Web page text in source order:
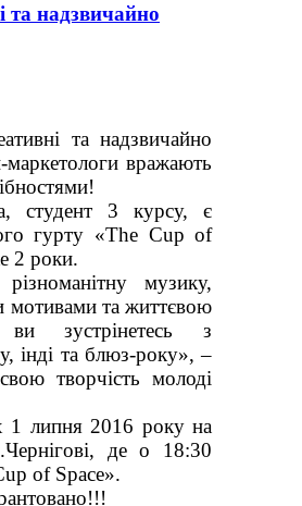
та надзвичайно
та надзвичайно
маркетологи вражають
3 курсу, є
гурту «The Cup of
2 роки.
музику,
мотивами та життєвою
зустрінетесь з
інді та блюз-року», –
творчість молоді
липня 2016 року на
де о 18:30
of Space».